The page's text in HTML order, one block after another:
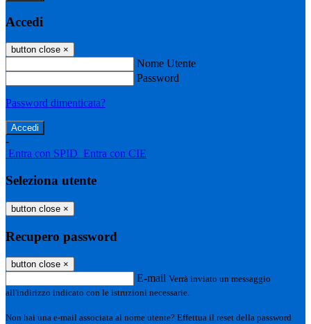
Accedi
button close ×
Nome Utente
Password
Password dimenticata?
-
Entra con SPID Entra con CIE
Seleziona utente
button close ×
Recupero password
button close ×
E-mail Verrà inviato un messaggio
all'indirizzo indicato con le istruzioni necessarie.
Non hai una e-mail associata al nome utente? Effettua il reset della password